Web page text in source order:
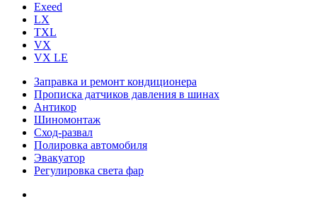
Exeed
LX
TXL
VX
VX LE
Заправка и ремонт кондиционера
Прописка датчиков давления в шинах
Антикор
Шиномонтаж
Сход-развал
Полировка автомобиля
Эвакуатор
Регулировка света фар